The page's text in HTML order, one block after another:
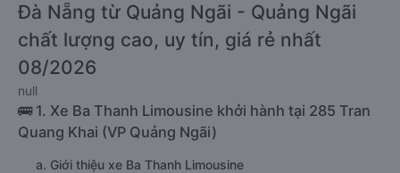
Đà Nẵng từ Quảng Ngãi - Quảng Ngãi
chất lượng cao, uy tín, giá rẻ nhất
08/2026
null
🚌 1. Xe Ba Thanh Limousine khởi hành tại 285 Tran
Quang Khai (VP Quảng Ngãi)
a. Giới thiệu xe Ba Thanh Limousine